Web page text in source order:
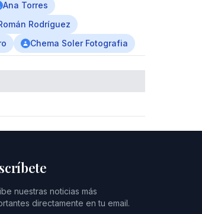
Ana Torres
Rodríguez
Chema Soler Fotografia
nuestras noticias más
directamente en tu email.